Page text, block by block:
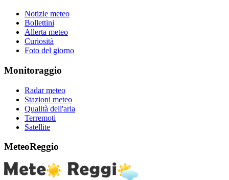
Notizie meteo
Bollettini
Allerta meteo
Curiosità
Foto del giorno
Monitoraggio
Radar meteo
Stazioni meteo
Qualità dell'aria
Terremoti
Satellite
MeteoReggio